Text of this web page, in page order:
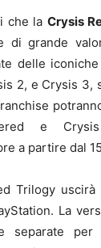
che la Crysis
di grande
delle
2, e Crysis 3,
e
a partire dal
Trilogy
La
separate